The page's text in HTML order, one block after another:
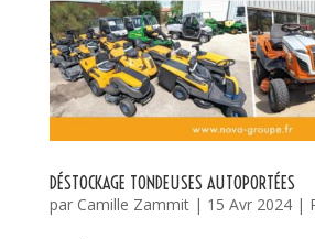
DÉSTOCKAGE TONDEUSES AUTOPORTÉES
par Camille Zammit| 15 Avr 2024|